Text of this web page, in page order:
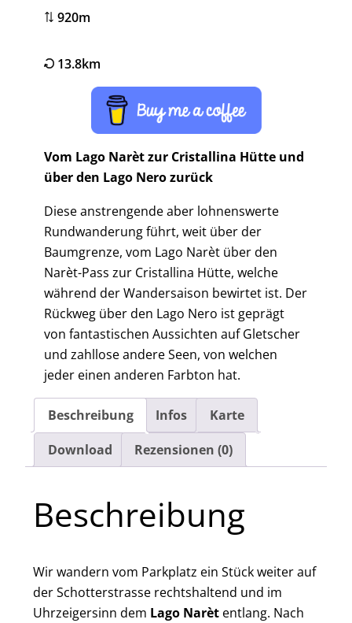
920m
13.8km
Vom Lago Narèt zur Cristallina Hütte und
über den Lago Nero zurück
Diese anstrengende aber lohnenswerte
Rundwanderung führt, weit über der
Baumgrenze, vom Lago Narèt über den
Narèt-Pass zur Cristallina Hütte, welche
während der Wandersaison bewirtet ist. Der
Rückweg über den Lago Nero ist geprägt
von fantastischen Aussichten auf Gletscher
und zahllose andere Seen, von welchen
jeder einen anderen Farbton hat.
Beschreibung Infos Karte
Download Rezensionen (0)
Beschreibung
Wir wandern vom Parkplatz ein Stück weiter auf
der Schotterstrasse rechtshaltend und im
Uhrzeigersinn dem Lago Narèt entlang. Nach